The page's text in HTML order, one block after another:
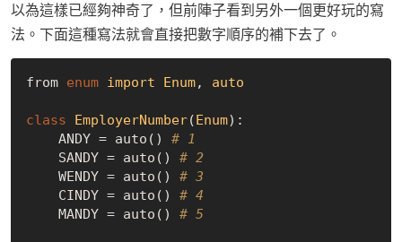
以為這樣已經夠神奇了，但前陣子看到另外一個更好玩的寫
法。下面這種寫法就會直接把數字順序的補下去了。
from enum import Enum, auto
class EmployerNumber(Enum):
    ANDY = auto()
# 1
    SANDY = auto()
# 2
    WENDY = auto()
# 3
    CINDY = auto()
# 4
    MANDY = auto()
# 5